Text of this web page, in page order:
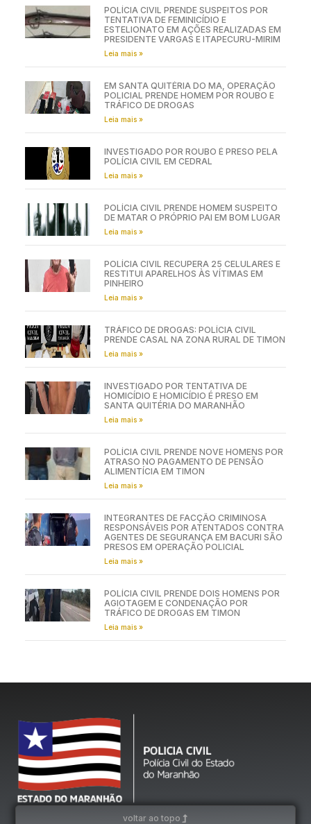
POLÍCIA CIVIL PRENDE SUSPEITOS POR
TENTATIVA DE FEMINICÍDIO E
ESTELIONATO EM AÇÕES REALIZADAS EM
PRESIDENTE VARGAS E ITAPECURU-MIRIM
Leia mais »
EM SANTA QUITÉRIA DO MA, OPERAÇÃO
POLICIAL PRENDE HOMEM POR ROUBO E
TRÁFICO DE DROGAS
Leia mais »
INVESTIGADO POR ROUBO É PRESO PELA
POLÍCIA CIVIL EM CEDRAL
Leia mais »
POLÍCIA CIVIL PRENDE HOMEM SUSPEITO
DE MATAR O PRÓPRIO PAI EM BOM LUGAR
Leia mais »
POLÍCIA CIVIL RECUPERA 25 CELULARES E
RESTITUI APARELHOS ÀS VÍTIMAS EM
PINHEIRO
Leia mais »
TRÁFICO DE DROGAS: POLÍCIA CIVIL
PRENDE CASAL NA ZONA RURAL DE TIMON
Leia mais »
INVESTIGADO POR TENTATIVA DE
HOMICÍDIO E HOMICÍDIO É PRESO EM
SANTA QUITÉRIA DO MARANHÃO
Leia mais »
POLÍCIA CIVIL PRENDE NOVE HOMENS POR
ATRASO NO PAGAMENTO DE PENSÃO
ALIMENTÍCIA EM TIMON
Leia mais »
INTEGRANTES DE FACÇÃO CRIMINOSA
RESPONSÁVEIS POR ATENTADOS CONTRA
AGENTES DE SEGURANÇA EM BACURI SÃO
PRESOS EM OPERAÇÃO POLICIAL
Leia mais »
POLÍCIA CIVIL PRENDE DOIS HOMENS POR
AGIOTAGEM E CONDENAÇÃO POR
TRÁFICO DE DROGAS EM TIMON
Leia mais »
voltar ao topo